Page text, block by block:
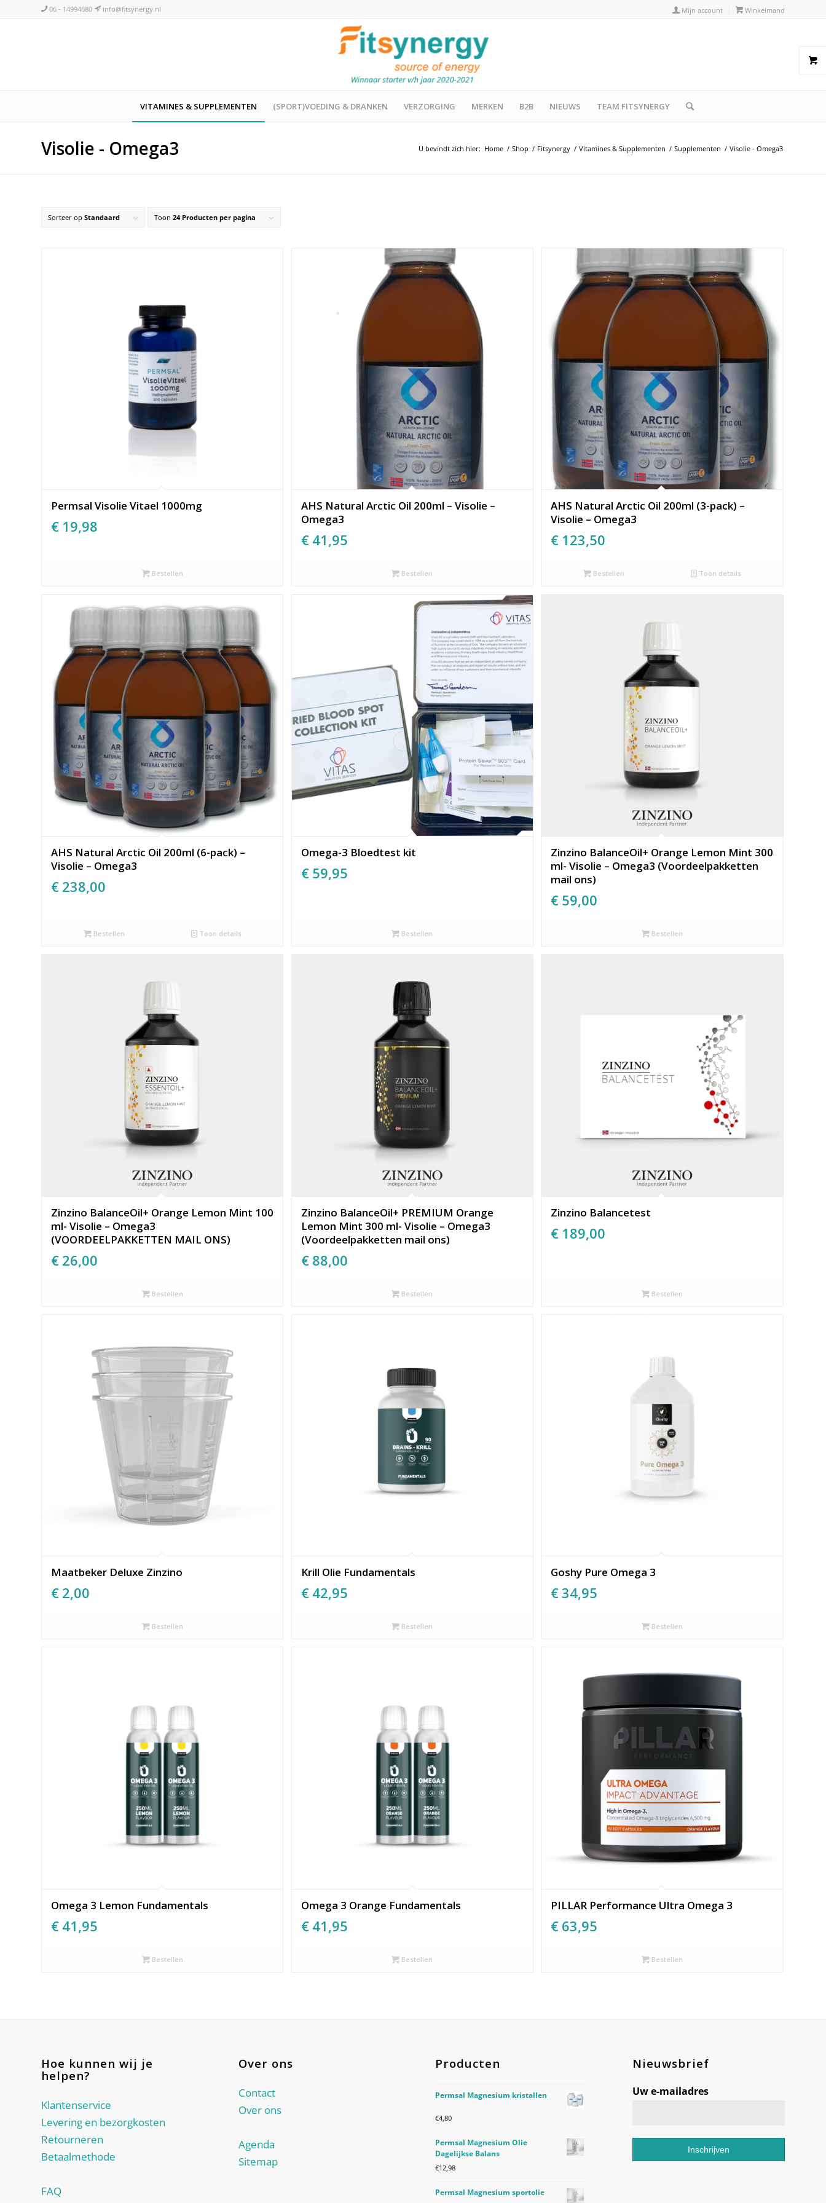
Mijn account Winkelmand
06 - 14994680 info@fitsynergy.nl
VITAMINES & SUPPLEMENTEN (SPORT)VOEDING & DRANKEN VERZORGING MERKEN B2B NIEUWS TEAM FITSYNERGY
Visolie - Omega3 U bevindt zich hier: Home / Shop / Fitsynergy / Vitamines & Supplementen / Supplementen / Visolie - Omega3
Sorteer op Standaard Toon 24 Producten per pagina
Permsal Visolie Vitael 1000mg
€ 19,98
Bestellen
AHS Natural Arctic Oil 200ml – Visolie –
Omega3
€ 41,95
Bestellen
AHS Natural Arctic Oil 200ml (3-pack) –
Visolie – Omega3
€ 123,50
Bestellen Toon details
AHS Natural Arctic Oil 200ml (6-pack) –
Visolie – Omega3
€ 238,00
Bestellen Toon details
Omega-3 Bloedtest kit
€ 59,95
Bestellen
Zinzino BalanceOil+ Orange Lemon Mint 300
ml- Visolie – Omega3 (Voordeelpakketten
mail ons)
€ 59,00
Bestellen
Zinzino BalanceOil+ Orange Lemon Mint 100
ml- Visolie – Omega3
(VOORDEELPAKKETTEN MAIL ONS)
€ 26,00
Bestellen
Zinzino BalanceOil+ PREMIUM Orange
Lemon Mint 300 ml- Visolie – Omega3
(Voordeelpakketten mail ons)
€ 88,00
Bestellen
Zinzino Balancetest
€ 189,00
Bestellen
Maatbeker Deluxe Zinzino
€ 2,00
Bestellen
Krill Olie Fundamentals
€ 42,95
Bestellen
Goshy Pure Omega 3
€34,95
Bestellen
Omega 3 Lemon Fundamentals
€ 41,95
Bestellen
Omega 3 Orange Fundamentals
€ 41,95
Bestellen
PILLAR Performance Ultra Omega 3
€ 63,95
Bestellen
Hoe kunnen wij je
helpen?
Klantenservice
Levering en bezorgkosten
Retourneren
Betaalmethode
FAQ
Over ons
Contact
Over ons
Agenda
Sitemap
Producten
Permsal Magnesium kristallen
€4,80
Permsal Magnesium Olie
Dagelijkse Balans
€12,98
Permsal Magnesium sportolie
Nieuwsbrief
Uw e-mailadres